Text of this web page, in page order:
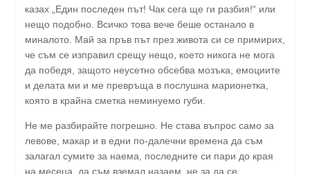
казах „Един последен път! Чак сега ще ги разбия!“ или
нещо подобно. Всичко това вече беше останало в
миналото. Май за пръв път през живота си се примирих,
че съм се изправил срещу нещо, което никога не мога
да победя, защото неусетно обсебва мозъка, емоциите
и делата ми и ме превръща в послушна марионетка,
която в крайна сметка неминуемо губи.
Не ме разбирайте погрешно. Не става въпрос само за
левове, макар и в едни по-далечни времена да съм
залагал сумите за наема, последните си пари до края
на месеца, да съм вземал назаем, не за да се